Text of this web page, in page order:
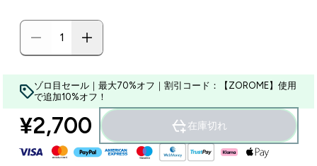
ゾロ目セール｜最大70%オフ｜割引コード：【ZOROME】使用
で追加10%オフ！
¥2,700‎ 在庫切れ